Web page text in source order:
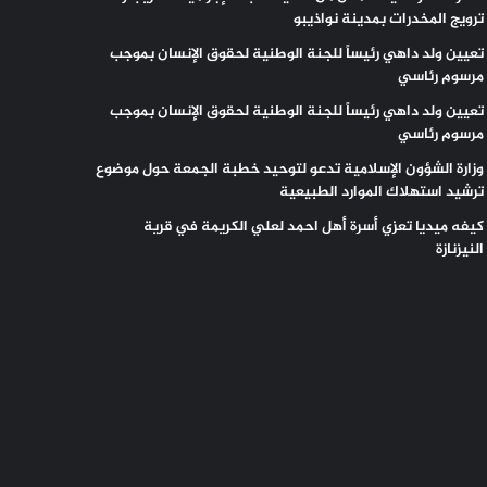
ترويج المخدرات بمدينة نواذيبو
تعيين ولد داهي رئيساً للجنة الوطنية لحقوق الإنسان بموجب
مرسوم رئاسي
تعيين ولد داهي رئيساً للجنة الوطنية لحقوق الإنسان بموجب
مرسوم رئاسي
وزارة الشؤون الإسلامية تدعو لتوحيد خطبة الجمعة حول موضوع
ترشيد استهلاك الموارد الطبيعية
كيفه ميديا تعزي أسرة أهل احمد لعلي الكريمة في قرية
النيزنازة